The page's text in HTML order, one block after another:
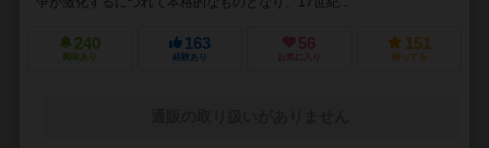
240
興味あり
163
経験あり
56
お気に入り
151
持ってる